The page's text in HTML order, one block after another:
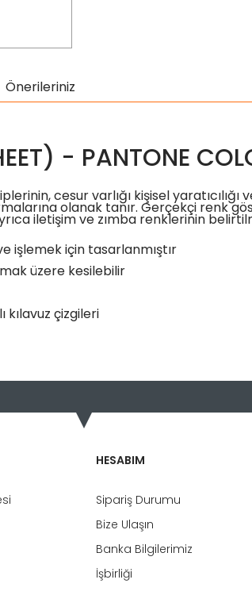
Önerileriniz
- PANTONE
cesur varlığı kişisel yaratıcılığı
olanak tanır. Gerçekçi renk
iletişim ve zımba renklerinin
işlemek için tasarlanmıştır
üzere kesilebilir
kılavuz çizgileri
HESABIM
Sipariş Durumu
Bize Ulaşın
Banka Bilgilerimiz
İşbirliği